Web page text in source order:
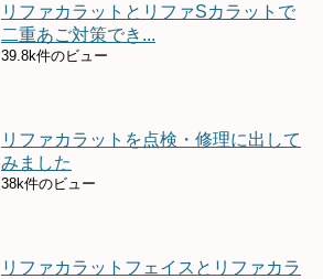
リファカラットとリファSカラットで
二重あご対策でき...
39.8k件のビュー
リファカラットを点検・修理に出して
みました
38k件のビュー
リファカラットフェイスとリファカラ